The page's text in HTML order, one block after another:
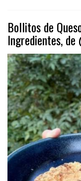
Bollitos de
Ingredientes, de